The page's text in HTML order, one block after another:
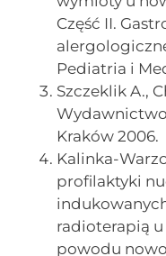
Część II.
Pediatria i
Szczeklik A.,
Kraków 2006.
Kalinka-
profilaktyki
radioterapią
powodu